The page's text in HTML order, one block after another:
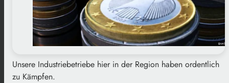
Unsere Industriebetriebe hier in der Region haben ordentlich
zu Kämpfen.